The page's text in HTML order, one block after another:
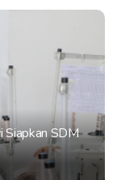
Siapkan SDM